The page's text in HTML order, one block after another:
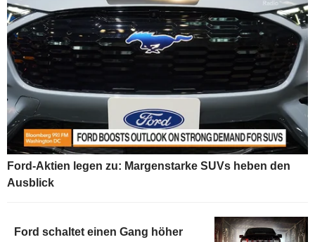
Ford-Aktien legen zu: Margenstarke SUVs heben den
Ausblick
Ford schaltet einen Gang höher